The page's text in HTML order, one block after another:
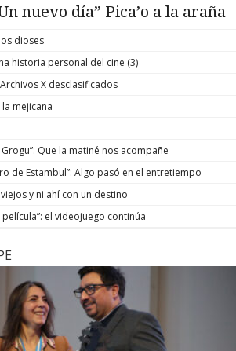
nuevo día” Pica’o a la araña
dioses
historia personal del cine (3)
X desclasificados
la mejicana
Que la matiné nos acompañe
de Estambul”: Algo pasó en el entretiempo
y ni ahí con un destino
el videojuego continúa